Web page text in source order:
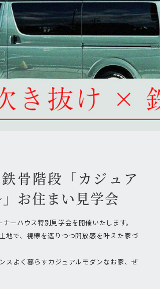
骨階段「カジュア
お住まい見学会
ーハウス特別見学会を開催いたします。
地で、視線を遮りつつ開放感を叶えた家づ
スよく暮らすカジュアルモダンなお家、ぜ